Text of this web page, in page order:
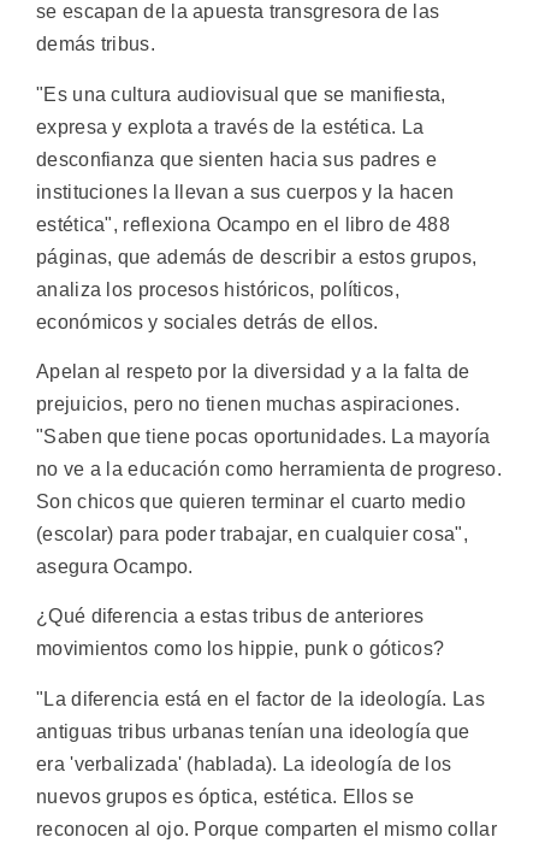
se escapan de la apuesta transgresora de las
demás tribus.
"Es una cultura audiovisual que se manifiesta,
expresa y explota a través de la estética. La
desconfianza que sienten hacia sus padres e
instituciones la llevan a sus cuerpos y la hacen
estética", reflexiona Ocampo en el libro de 488
páginas, que además de describir a estos grupos,
analiza los procesos históricos, políticos,
económicos y sociales detrás de ellos.
Apelan al respeto por la diversidad y a la falta de
prejuicios, pero no tienen muchas aspiraciones.
"Saben que tiene pocas oportunidades. La mayoría
no ve a la educación como herramienta de progreso.
Son chicos que quieren terminar el cuarto medio
(escolar) para poder trabajar, en cualquier cosa",
asegura Ocampo.
¿Qué diferencia a estas tribus de anteriores
movimientos como los hippie, punk o góticos?
"La diferencia está en el factor de la ideología. Las
antiguas tribus urbanas tenían una ideología que
era 'verbalizada' (hablada). La ideología de los
nuevos grupos es óptica, estética. Ellos se
reconocen al ojo. Porque comparten el mismo collar